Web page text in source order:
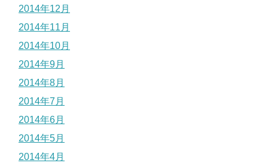
2014年12月
2014年11月
2014年10月
2014年9月
2014年8月
2014年7月
2014年6月
2014年5月
2014年4月